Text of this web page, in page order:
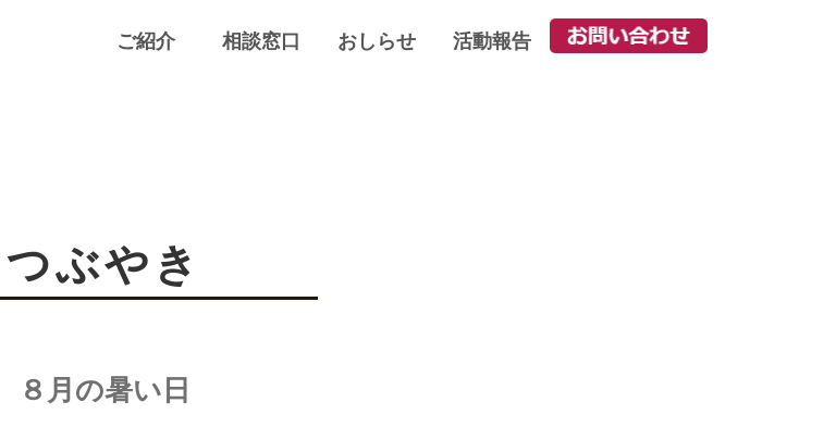
ご紹介 相談窓口 おしらせ 活動報告
つぶやき
８月の暑い日